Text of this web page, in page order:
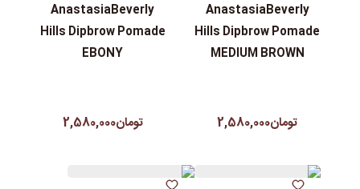
AnastasiaBeverly
Hills Dipbrow Pomade
MEDIUM BROWN
تومان2,580,000
AnastasiaBeverly
Hills Dipbrow Pomade
EBONY
تومان2,580,000